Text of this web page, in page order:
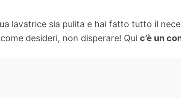
lavatrice sia pulita e hai fatto tutto il
desideri, non disperare! Qui c’è un